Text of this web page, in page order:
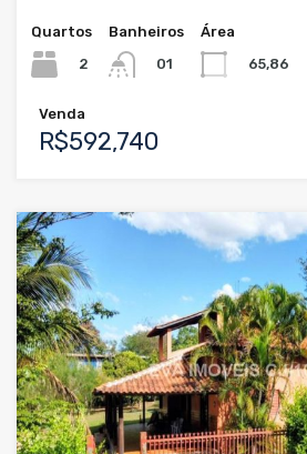
Quartos
2
Banheiros
01
Área
65,86
Venda
R$592,740